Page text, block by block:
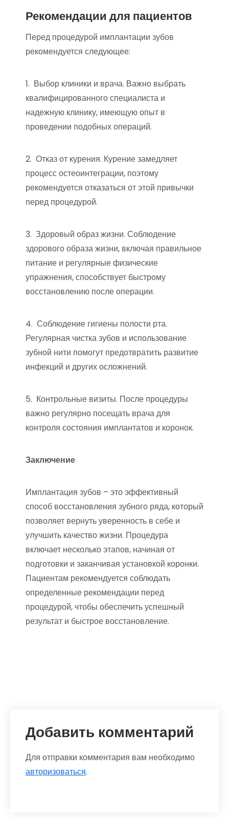
Рекомендации для пациентов
Перед процедурой имплантации зубов
рекомендуется следующее:
1. Выбор клиники и врача. Важно выбрать
квалифицированного специалиста и
надежную клинику, имеющую опыт в
проведении подобных операций.
2. Отказ от курения. Курение замедляет
процесс остеоинтеграции, поэтому
рекомендуется отказаться от этой привычки
перед процедурой.
3. Здоровый образ жизни. Соблюдение
здорового образа жизни, включая правильное
питание и регулярные физические
упражнения, способствует быстрому
восстановлению после операции.
4. Соблюдение гигиены полости рта.
Регулярная чистка зубов и использование
зубной нити помогут предотвратить развитие
инфекций и других осложнений.
5. Контрольные визиты. После процедуры
важно регулярно посещать врача для
контроля состояния имплантатов и коронок.
Заключение
Имплантация зубов – это эффективный
способ восстановления зубного ряда, который
позволяет вернуть уверенность в себе и
улучшить качество жизни. Процедура
включает несколько этапов, начиная от
подготовки и заканчивая установкой коронки.
Пациентам рекомендуется соблюдать
определенные рекомендации перед
процедурой, чтобы обеспечить успешный
результат и быстрое восстановление.
Добавить комментарий
Для отправки комментария вам необходимо
авторизоваться.